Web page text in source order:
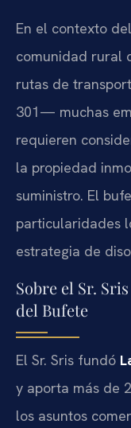
En el contexto
comunidad rural
rutas de
301— muchas
requieren
la propiedad
suministro. El
particularidades
estrategia de
Sobre el Sr.
del Bufete
El Sr. Sris fundó
y aporta más de
los asuntos